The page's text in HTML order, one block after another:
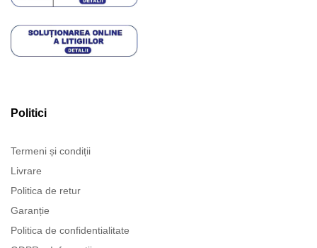
Politici
Termeni și condiții
Livrare
Politica de retur
Garanție
Politica de confidentialitate